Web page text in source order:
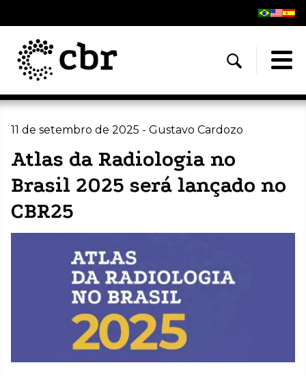
11 de setembro de 2025 - Gustavo Cardozo
Atlas da Radiologia no
Brasil 2025 será lançado no
CBR25